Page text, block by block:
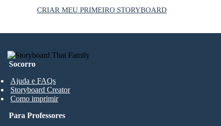
CRIAR MEU PRIMEIRO STORYBOARD
Socorro
Ajuda e FAQs
Storyboard Creator
Como imprimir
Para Professores